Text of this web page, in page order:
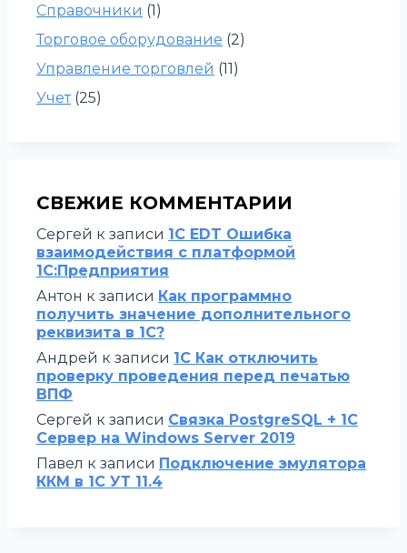
Справочники (1)
Торговое оборудование (2)
Управление торговлей (11)
Учет(25)
СВЕЖИЕ КОММЕНТАРИИ
Сергей к записи 1C EDT Ошибка
взаимодействия с платформой
1С:Предприятия
Антон к записи Как программно
получить значение дополнительного
реквизита в 1С?
Андрей к записи 1С Как отключить
проверку проведения перед печатью
ВПФ
Сергей к записи Связка PostgreSQL + 1С
Сервер на Windows Server 2019
Павел к записи Подключение эмулятора
ККМ в 1С УТ 11.4